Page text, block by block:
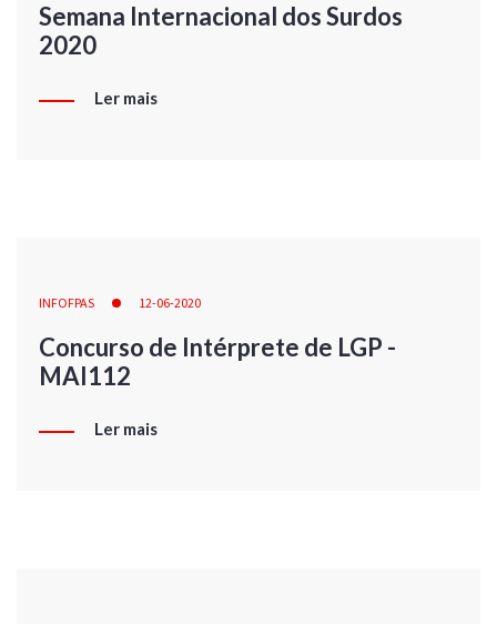
Semana Internacional dos Surdos
2020
Ler mais
INFOFPAS 12-06-2020
Concurso de Intérprete de LGP -
MAI112
Ler mais